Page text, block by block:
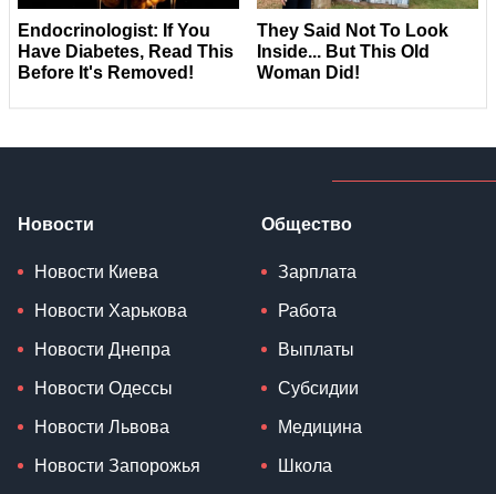
Новости
Новости Киева
Новости Харькова
Новости Днепра
Новости Одессы
Новости Львова
Новости Запорожья
Общество
Зарплата
Работа
Выплаты
Субсидии
Медицина
Школа